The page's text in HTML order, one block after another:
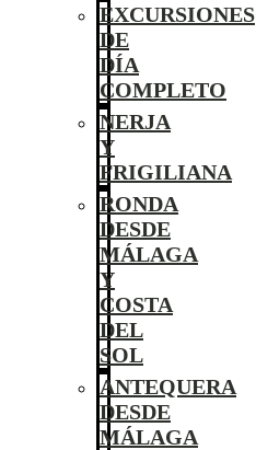
EXCURSIONES
DE
DÍA
COMPLETO
NERJA
Y
FRIGILIANA
RONDA
DESDE
MÁLAGA
Y
COSTA
DEL
SOL
ANTEQUERA
DESDE
MÁLAGA